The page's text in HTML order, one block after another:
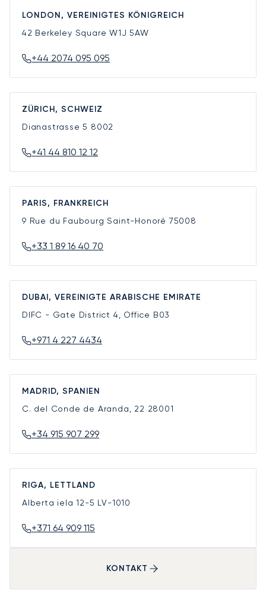
LONDON, VEREINIGTES KÖNIGREICH
42 Berkeley SquareW1J 5AW
+44 2074 095 095
ZÜRICH, SCHWEIZ
Dianastrasse 5 8002
+41 44 810 12 12
PARIS, FRANKREICH
9 Rue du Faubourg Saint-Honoré 75008
+33 1 89 16 40 70
DUBAI, VEREINIGTE ARABISCHE EMIRATE
DIFC - Gate District 4, Office B03
+971 4 227 4434
MADRID, SPANIEN
C. del Conde de Aranda, 22 28001
+34 915 907 299
RIGA, LETTLAND
Alberta iela 12-5 LV-1010
+371 64 909 115
KONTAKT